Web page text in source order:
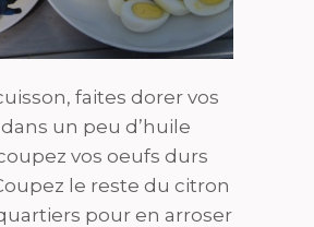
faites dorer vos
un peu d’huile
vos oeufs durs
le reste du citron
pour en arroser